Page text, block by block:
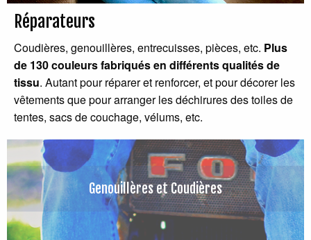
Réparateurs
Coudières, genouillères, entrecuisses, pièces, etc. Plus
de 130 couleurs fabriqués en différents qualités de
tissu. Autant pour réparer et renforcer, et pour décorer les
vêtements que pour arranger les déchirures des toiles de
tentes, sacs de couchage, vélums, etc.
Genouillères et Coudières